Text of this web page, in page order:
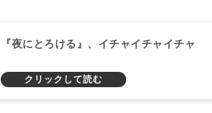
『夜にとろける』、イチャイチャイチャ